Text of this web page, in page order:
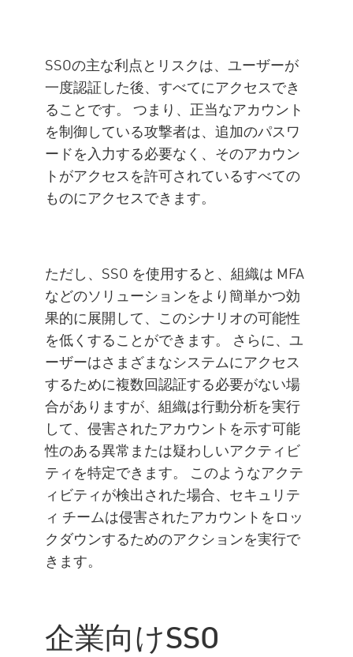
SSOの主な利点とリスクは、ユーザーが
一度認証した後、すべてにアクセスでき
ることです。 つまり、正当なアカウント
を制御している攻撃者は、追加のパスワ
ードを入力する必要なく、そのアカウン
トがアクセスを許可されているすべての
ものにアクセスできます。
ただし、SSO を使用すると、組織は MFA
などのソリューションをより簡単かつ効
果的に展開して、このシナリオの可能性
を低くすることができます。 さらに、ユ
ーザーはさまざまなシステムにアクセス
するために複数回認証する必要がない場
合がありますが、組織は行動分析を実行
して、侵害されたアカウントを示す可能
性のある異常または疑わしいアクティビ
ティを特定できます。 このようなアクテ
ィビティが検出された場合、セキュリテ
ィ チームは侵害されたアカウントをロッ
クダウンするためのアクションを実行で
きます。
企業向けSSO